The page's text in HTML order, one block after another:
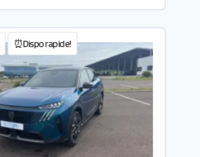
⏰Dispo rapide!